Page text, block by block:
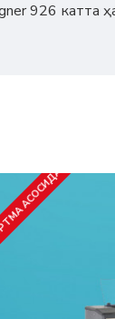
926 катта
АСОСИДА